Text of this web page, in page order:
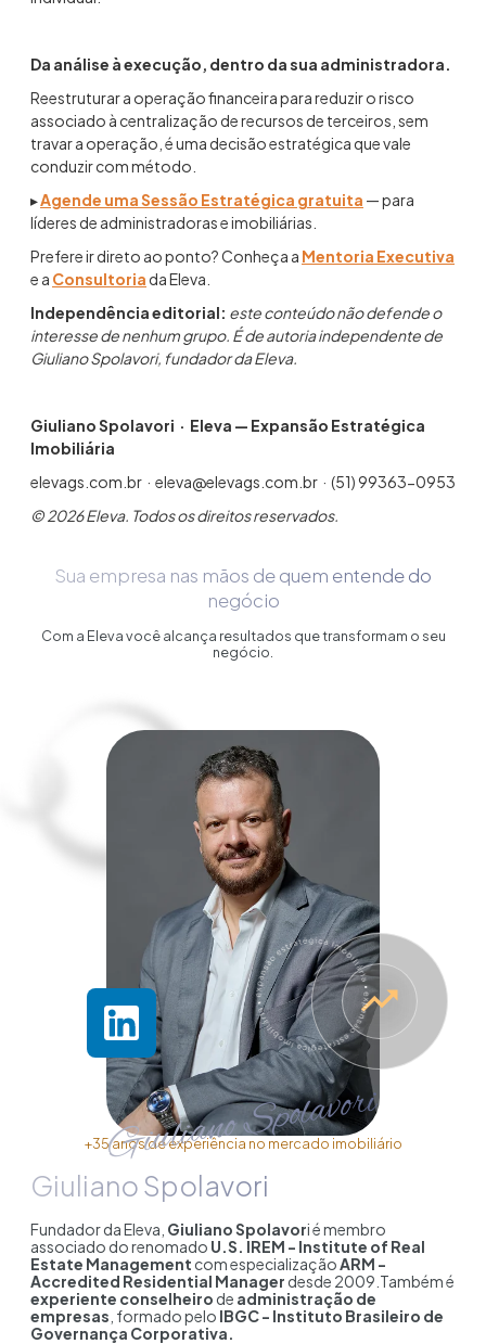
Da análise à execução, dentro da sua administradora.
Reestruturar a operação financeira para reduzir o risco
associado à centralização de recursos de terceiros, sem
travar a operação, é uma decisão estratégica que vale
conduzir com método.
▸Agende uma Sessão Estratégica gratuita — para
líderes de administradoras e imobiliárias.
Prefere ir direto ao ponto? Conheça a Mentoria Executiva
e a Consultoria da Eleva.
Independência editorial: este conteúdo não defende o
interesse de nenhum grupo. É de autoria independente de
Giuliano Spolavori, fundador da Eleva.
Giuliano Spolavori · Eleva — Expansão Estratégica
Imobiliária
elevags.com.br · eleva@elevags.com.br · (51) 99363-0953
© 2026 Eleva. Todos os direitos reservados.
Sua empresa nas mãos de quem entende do
negócio
Com a Eleva você alcança resultados que transformam o seu
negócio.
Giuliano Spolavori
+35 anos de experiência no mercado imobiliário
Giuliano Spolavori
Fundador da Eleva, Giuliano Spolavori é membro
associado do renomado U.S. IREM - Institute of Real
Estate Management com especializaçãoARM -
Accredited Residential Manager desde 2009.Também é
experiente conselheiro de administração de
empresas , formado pelo IBGC - Instituto Brasileiro de
Governança Corporativa.